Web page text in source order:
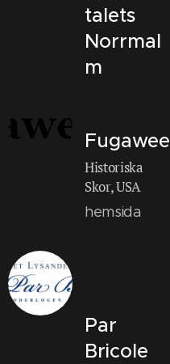
talets
Norrmal
m
Fugawee
Historiska
Skor, USA
hemsida
Par
Bricole